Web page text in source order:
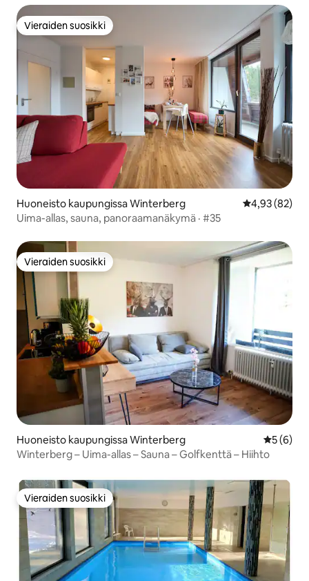
Vieraiden suosikki
Vieraiden suosikki
Huoneisto kaupungissa Winterberg
4,93 (82)
Uima-allas, sauna, panoraamanäkymä · #35
Vieraiden suosikki
Vieraiden suosikki
Huoneisto kaupungissa Winterberg
5 (6)
Winterberg – Uima-allas – Sauna – Golfkenttä – Hiihto
Vieraiden suosikki
Vieraiden suosikki